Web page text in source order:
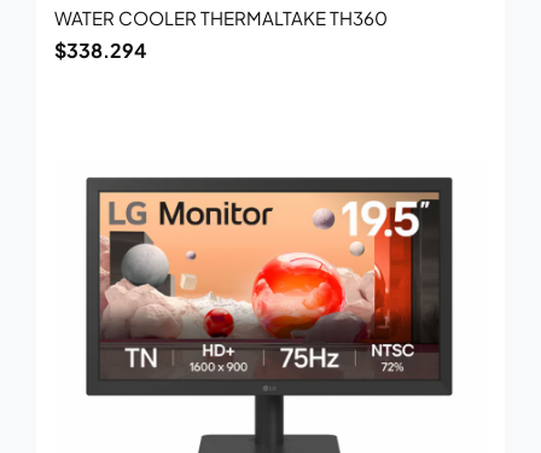
WATER COOLER THERMALTAKE TH360
$338.294